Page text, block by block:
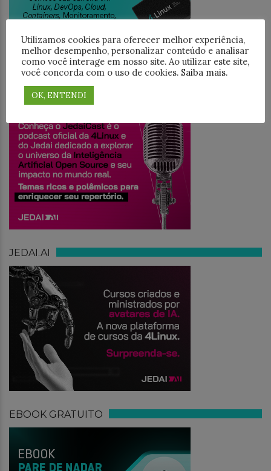
JEDAICAST
JEDAI.AI
EBOOK GRATUITO
Utilizamos cookies para oferecer melhor experiência,
melhor desempenho, personalizar conteúdo e analisar
como você interage em nosso site. Ao utilizar este site,
você concorda com o uso de cookies. Saiba mais.
OK, ENTENDI